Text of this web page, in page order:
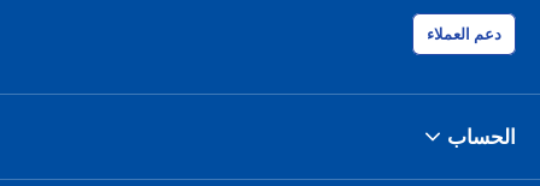
دعم العملاء
الحساب